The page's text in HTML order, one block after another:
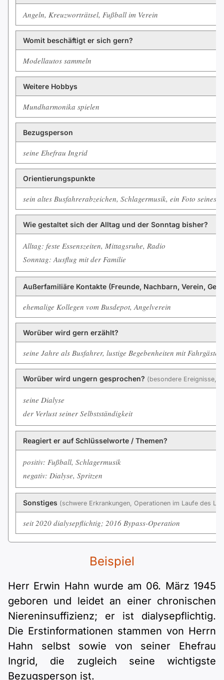
Angeln, Kreuzworträtsel, Fußball im Verein
Womit beschäftigt er sich gern?
Modellautos sammeln
Weitere Hobbys
Mundharmonika spielen
Bezugsperson
seine Ehefrau Ingrid
Orientierungspunkte
sein altes Busfahrerabzeichen, Schlagermusik, ein Foto seines
Wie gestaltet sich der Alltag und der Sonntag bisher?
Alltag: feste Essenszeiten, Mittagsruhe, Radio
Sonntag: Ausflug mit der Familie
Außerfamiliäre Kontakte (Freunde, Nachbarn, Verein,
ehemalige Kollegen vom Busdepot, Angelverein
Worüber wird gern erzählt?
seine Jahre als Busfahrer, lustige Begebenheiten mit Fahrgästen
Worüber wird ungern gesprochen? (besondere Ereignisse,
seine Dialyse
der Verlust seiner Selbstständigkeit
Reagiert er auf Schlüsselworte / Themen?
positiv: Fußball, Schlagermusik
negativ: Dialyse, Spritzen
Sonstiges (schwere Erkrankungen, Operationen im Laufe des
seit 2020 dialysepflichtig; 2016 Bypass-Operation
Beispiel
Herr Erwin Hahn wurde am 06. März 1945
geboren und leidet an einer chronischen
Niereninsuffizienz; er ist dialysepflichtig.
Die Erstinformationen stammen von Herrn
Hahn selbst sowie von seiner Ehefrau
Ingrid, die zugleich seine wichtigste
Bezugsperson ist.